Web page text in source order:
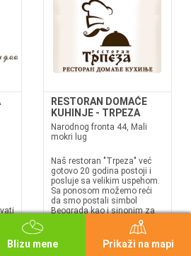
RESTORAN DOMAĆE
KUHINJE - TRPEZA
Narodnog fronta 44, Mali
mokri lug
Naš restoran "Trpeza" već
gotovo 20 godina postoji i
posluje sa velikim uspehom.
Sa ponosom možemo reći
da smo postali simbol
Beograda kao i sinonim za
Veoma rado primamo
iskrene pohvale ne samo od
zadovoljnih gostiju već čak i
Blizu mene Prikaži na mapi